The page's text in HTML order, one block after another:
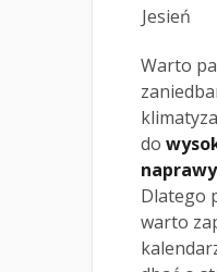
Jesień
Warto
do
naprawy
Dlatego
warto